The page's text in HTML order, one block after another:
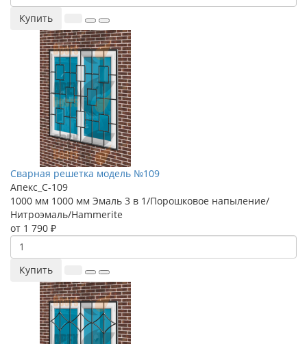
Купить
Сварная решетка модель №109
Апекс_С-109
1000 мм 1000 мм Эмаль 3 в 1/Порошковое напыление/
Нитроэмаль/Hammerite
от 1 790 ₽
Купить